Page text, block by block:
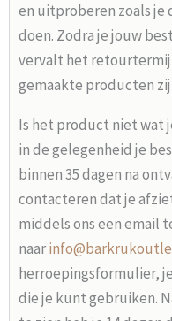
en uitproberen zoals je
doen. Zodra je jouw
vervalt het
gemaakte producten
Is het product niet wat
in de gelegenheid je
binnen 35 dagen na
contacteren dat je
middels ons een email
naar
herroepingsformulier,
die je kunt gebruiken.